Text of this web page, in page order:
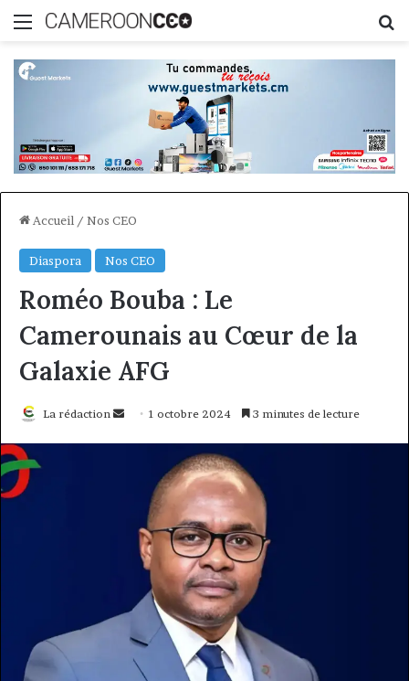
Menu
Accueil / Nos CEO
Diaspora Nos CEO
Roméo Bouba : Le
Camerounais au Cœur de la
Galaxie AFG
La rédaction
Envoyer1 octobre 2024 3 minutes de lecture